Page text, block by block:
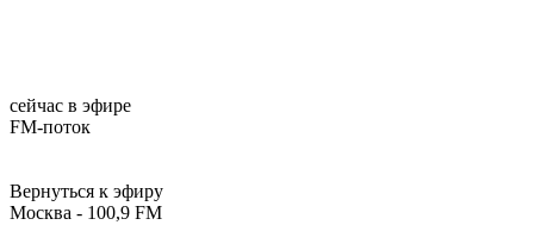
сейчас в эфире
FM-поток
Вернуться к эфиру
Москва - 100,9 FM